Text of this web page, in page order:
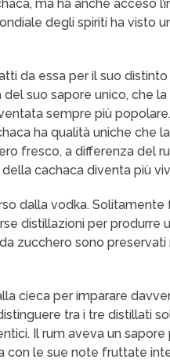
ma ha anche acceso
degli spiriti ha visto
da essa per il suo
suo sapore unico, che
sempre più
ha qualità uniche che
fresco, a differenza del
cachaca diventa più
dalla vodka. Solitamente
distillazioni per produrre
zucchero sono preservati
cieca per imparare
tra i tre distillati
Il rum aveva un sapore
con le sue note fruttate